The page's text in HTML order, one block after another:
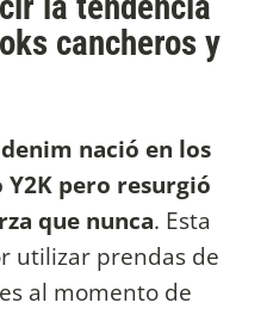
cancheros y
nació en los
Y2K pero resurgió
que nunca. Esta
utilizar prendas de
al momento de